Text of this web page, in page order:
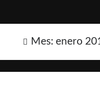
Mes: enero